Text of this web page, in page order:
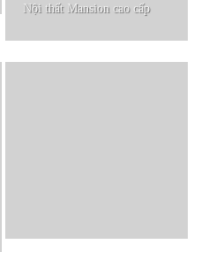
Nội thất Mansion cao cấp